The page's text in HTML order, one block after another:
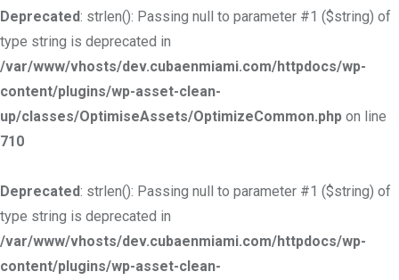
Deprecated: strlen(): Passing null to parameter #1 ($string) of
type string is deprecated in
/var/www/vhosts/dev.cubaenmiami.com/httpdocs/wp-
content/plugins/wp-asset-clean-
up/classes/OptimiseAssets/OptimizeCommon.php on line
710
Deprecated: strlen(): Passing null to parameter #1 ($string) of
type string is deprecated in
/var/www/vhosts/dev.cubaenmiami.com/httpdocs/wp-
content/plugins/wp-asset-clean-